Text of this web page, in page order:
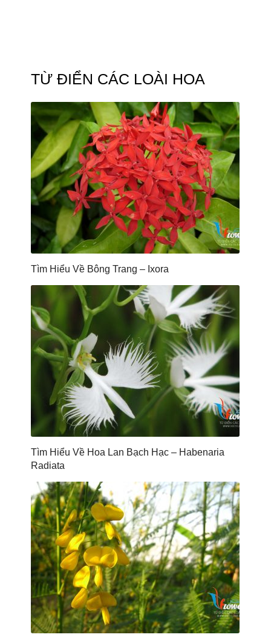
TỪ ĐIỂN CÁC LOÀI HOA
Tìm Hiểu Về Bông Trang – Ixora
Tìm Hiểu Về Hoa Lan Bạch Hạc – Habenaria
Radiata